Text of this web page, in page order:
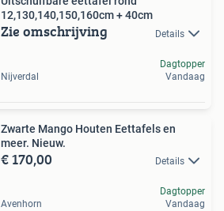
12,130,140,150,160cm + 40cm
Zie omschrijving Details
Nijverdal
Dagtopper
Vandaag
Zwarte Mango Houten Eettafels en
meer. Nieuw.
€ 170,00 Details
Avenhorn
Dagtopper
Vandaag